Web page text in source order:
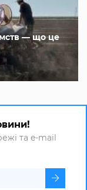
— що це
та e-mail